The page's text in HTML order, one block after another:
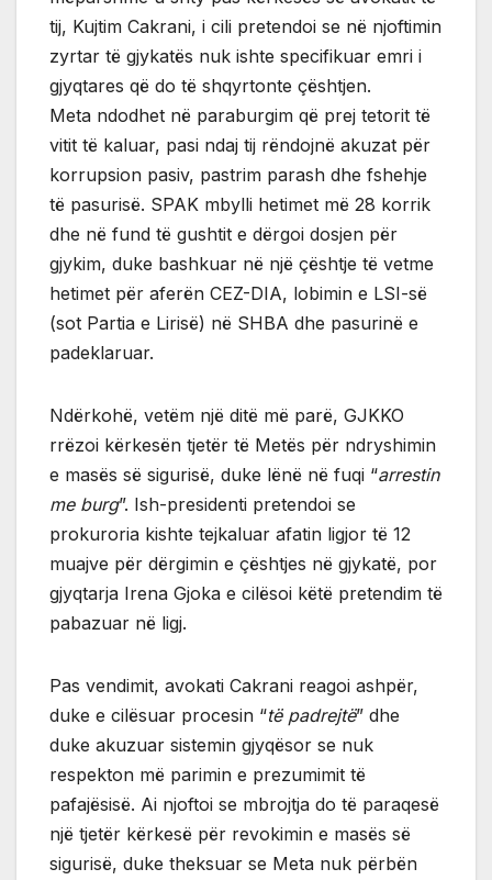
tij, Kujtim Cakrani, i cili pretendoi se në njoftimin
zyrtar të gjykatës nuk ishte specifikuar emri i
gjyqtares që do të shqyrtonte çështjen.
Meta ndodhet në paraburgim që prej tetorit të
vitit të kaluar, pasi ndaj tij rëndojnë akuzat për
korrupsion pasiv, pastrim parash dhe fshehje
të pasurisë. SPAK mbylli hetimet më 28 korrik
dhe në fund të gushtit e dërgoi dosjen për
gjykim, duke bashkuar në një çështje të vetme
hetimet për aferën CEZ-DIA, lobimin e LSI-së
(sot Partia e Lirisë) në SHBA dhe pasurinë e
padeklaruar.
Ndërkohë, vetëm një ditë më parë, GJKKO
rrëzoi kërkesën tjetër të Metës për ndryshimin
e masës së sigurisë, duke lënë në fuqi “arrestin
me burg”. Ish-presidenti pretendoi se
prokuroria kishte tejkaluar afatin ligjor të 12
muajve për dërgimin e çështjes në gjykatë, por
gjyqtarja Irena Gjoka e cilësoi këtë pretendim të
pabazuar në ligj.
Pas vendimit, avokati Cakrani reagoi ashpër,
duke e cilësuar procesin “të padrejtë” dhe
duke akuzuar sistemin gjyqësor se nuk
respekton më parimin e prezumimit të
pafajësisë. Ai njoftoi se mbrojtja do të paraqesë
një tjetër kërkesë për revokimin e masës së
sigurisë, duke theksuar se Meta nuk përbën